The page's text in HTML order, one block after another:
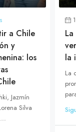
a Chile
y
los
Jazmín
Silva
la
La